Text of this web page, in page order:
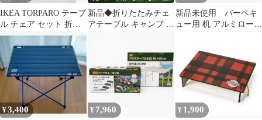
IKEA TORPARO テーブ
ル チェア セット 折り
たたみ
新品◆折りたたみチェ
アテーブル キャンプ 椅
新品未使用 バーベキ
ュー用 机 アルミロール
¥3,400 ¥ 7,960 ¥ 1,900